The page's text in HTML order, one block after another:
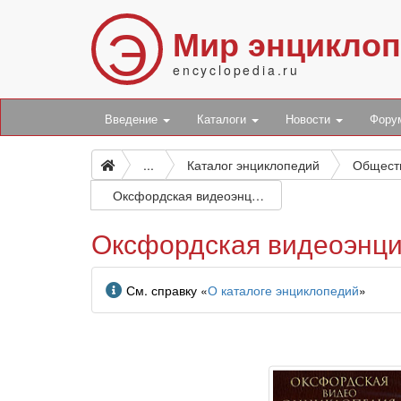
Э Мир
encyclopedia.ru
Введение Каталоги Новости
... Каталог энциклопедий
Оксфордская видеоэнциклопедия для детей. В 3 частях. Часть 3. С — Э
Оксфордская
Информация
См. справку «О каталоге энциклопедий»